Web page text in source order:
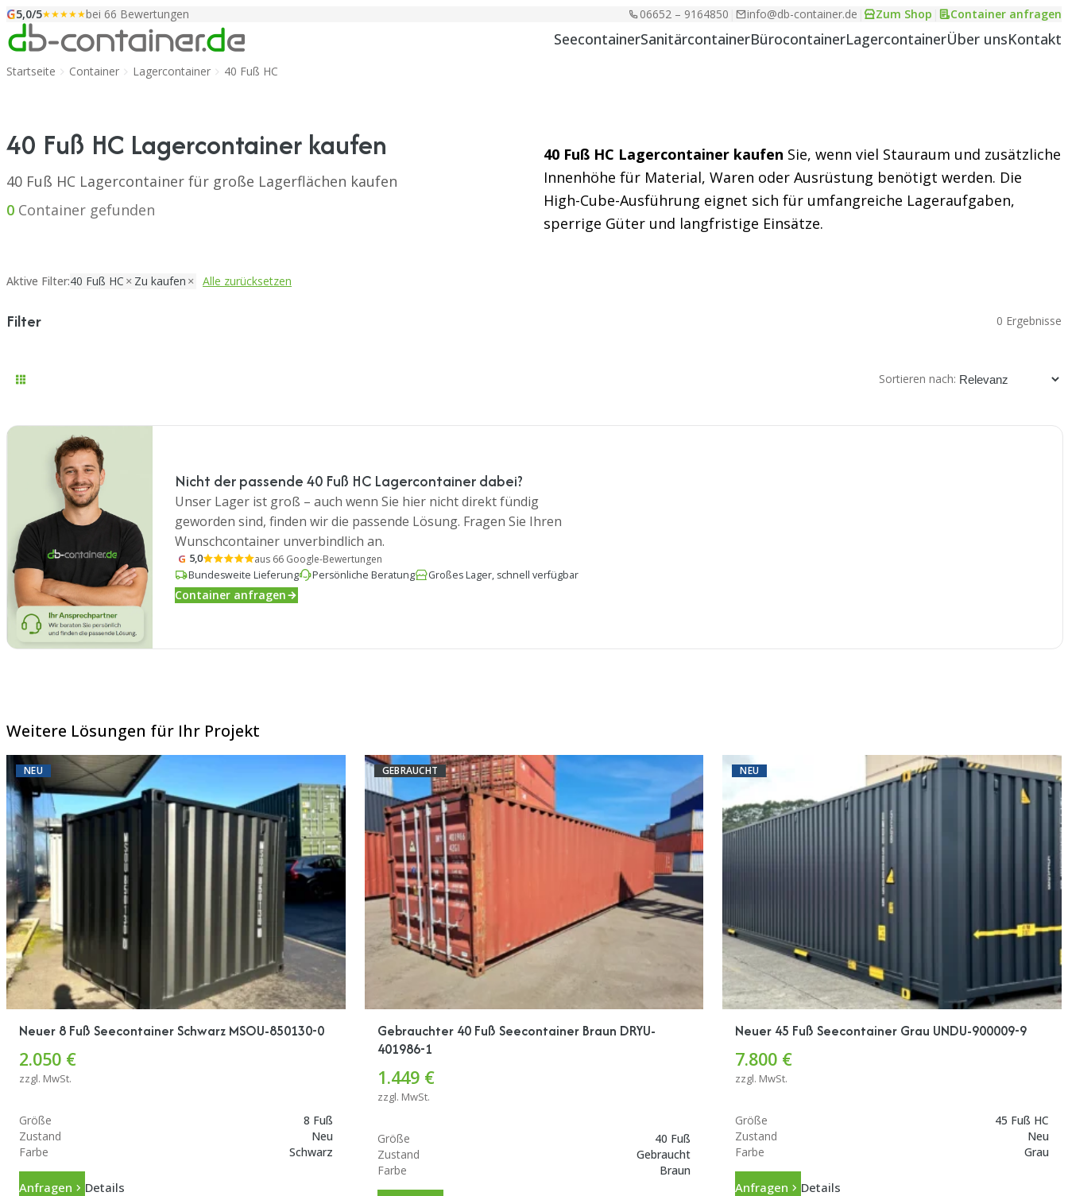
Zum Inhalt springen
G5,0/5★★★★★bei 66 Bewertungen 06652 – 9164850 info@db-container.de Zum Shop Container anfragen
SeecontainerSanitärcontainerBürocontainerLagercontainerÜber unsKontakt
Startseite Container Lagercontainer 40 Fuß HC
40 Fuß HC Lagercontainer kaufen
40 Fuß HC Lagercontainer für große Lagerflächen kaufen
0 Container gefunden
40 Fuß HC Lagercontainer kaufen Sie, wenn viel Stauraum und zusätzliche
Innenhöhe für Material, Waren oder Ausrüstung benötigt werden. Die
High-Cube-Ausführung eignet sich für umfangreiche Lageraufgaben,
sperrige Güter und langfristige Einsätze.
Aktive Filter:40 Fuß HC Zu kaufen Alle zurücksetzen
Filter 0 Ergebnisse
Sortieren nach:
Nicht der passende 40 Fuß HC Lagercontainer dabei?
Unser Lager ist groß – auch wenn Sie hier nicht direkt fündig
geworden sind, finden wir die passende Lösung. Fragen Sie Ihren
Wunschcontainer unverbindlich an.
G 5,0
aus 66 Google-Bewertungen
Bundesweite Lieferung
Persönliche Beratung Großes Lager, schnell verfügbar
Container anfragen
Weitere Lösungen für Ihr Projekt
NEU
Neuer 8 Fuß Seecontainer Schwarz MSOU-850130-0
2.050 €
zzgl. MwSt.
Größe
8 Fuß
Zustand
Neu
Farbe
Schwarz
Anfragen Details
GEBRAUCHT
Gebrauchter 40 Fuß Seecontainer Braun DRYU-
401986-1
1.449 €
zzgl. MwSt.
Größe
40 Fuß
Zustand
Gebraucht
Farbe
Braun
NEU
Neuer 45 Fuß Seecontainer Grau UNDU-900009-9
7.800 €
zzgl. MwSt.
Größe
45 Fuß HC
Zustand
Neu
Farbe
Grau
Anfragen Details